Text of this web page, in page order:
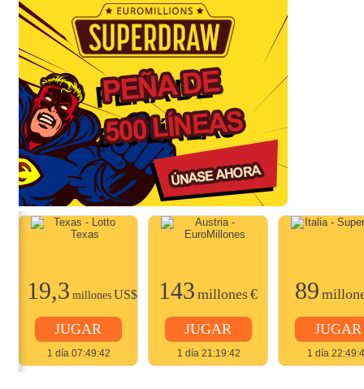
19,3 millones US$
JUGAR
1 día 07:49:42
143 millones€
JUGAR
1 día 21:19:42
89
JUGAR
1 día